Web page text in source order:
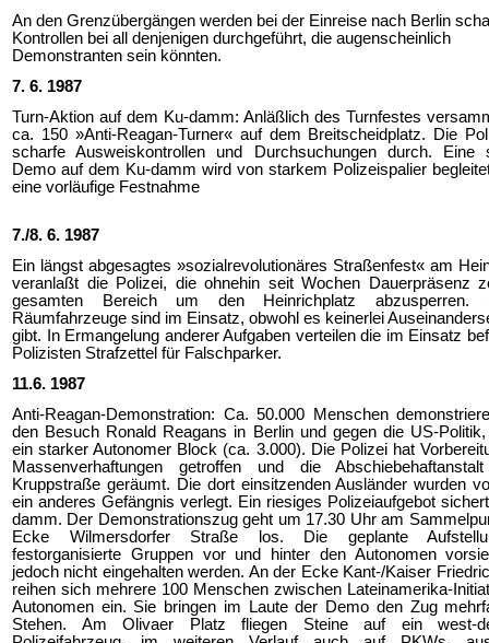
An den Grenzübergängen werden bei der Einreise nach Berlin
Kontrollen bei all denjenigen durchgeführt, die augenscheinlich
Demonstranten sein könnten.
7. 6. 1987
Turn-Aktion auf dem Ku-damm: Anläßlich des Turnfestes
ca. 150 »Anti-Reagan-Turner« auf dem Breitscheidplatz. Die
scharfe Ausweiskontrollen und Durchsuchungen durch. Eine
Demo auf dem Ku-damm wird von starkem Polizeispalier
eine vorläufige Festnahme
7./8. 6. 1987
Ein längst abgesagtes »sozialrevolutionäres Straßenfest« am
veranlaßt die Polizei, die ohnehin seit Wochen Dauerpräsenz
gesamten Bereich um den Heinrichplatz abzusperren.
Räumfahrzeuge sind im Einsatz, obwohl es keinerlei
gibt. In Ermangelung anderer Aufgaben verteilen die im Einsatz
Polizisten Strafzettel für Falschparker.
11.6. 1987
Anti-Reagan-Demonstration: Ca. 50.000 Menschen
den Besuch Ronald Reagans in Berlin und gegen die US-Politik,
ein starker Autonomer Block (ca. 3.000). Die Polizei hat
Massenverhaftungen getroffen und die
Kruppstraße geräumt. Die dort einsitzenden Ausländer wurden
ein anderes Gefängnis verlegt. Ein riesiges Polizeiaufgebot
damm. Der Demonstrationszug geht um 17.30 Uhr am
Ecke Wilmersdorfer Straße los. Die geplante
festorganisierte Gruppen vor und hinter den Autonomen
jedoch nicht eingehalten werden. An der Ecke Kant-/Kaiser
reihen sich mehrere 100 Menschen zwischen Lateinamerika-
Autonomen ein. Sie bringen im Laute der Demo den Zug
Stehen. Am Olivaer Platz fliegen Steine auf ein west-